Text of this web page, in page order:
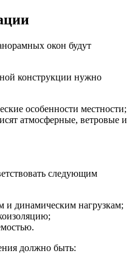
окон будут
конструкции нужно
особенности местности;
атмосферные, ветровые и
следующим
и динамическим нагрузкам;
должно быть: